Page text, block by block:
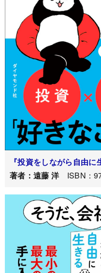
『投資をしながら自由に
著者：遠藤 洋 ISBN：